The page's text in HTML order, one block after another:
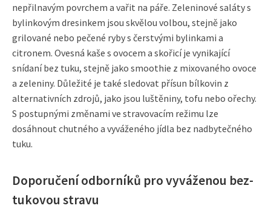
nepřilnavým povrchem a vařit na páře. Zeleninové saláty s
bylinkovým dresinkem jsou skvělou volbou, stejně jako
grilované nebo pečené ryby s čerstvými bylinkami a
citronem. Ovesná kaše s ovocem a skořicí je vynikající
snídaní bez tuku, stejně jako smoothie z mixovaného ovoce
a zeleniny. Důležité je také sledovat přísun bílkovin z
alternativních zdrojů, jako jsou luštěniny, tofu nebo ořechy.
S postupnými změnami ve stravovacím režimu lze
dosáhnout chutného a vyváženého jídla bez nadbytečného
tuku.
Doporučení odborníků pro vyváženou bez-
tukovou stravu